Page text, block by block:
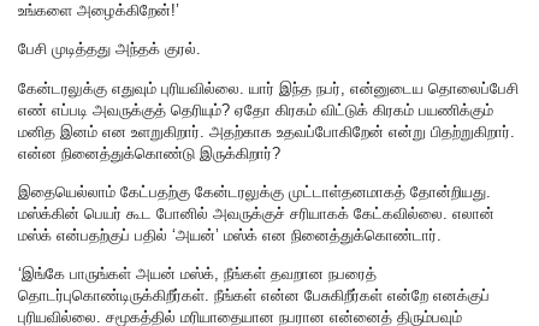
உங்களை அழைக்கிறேன்!’
பேசி முடித்தது அந்தக் குரல்.
கேன்டரலுக்கு எதுவும் புரியவில்லை. யார் இந்த நபர், என்னுடைய தொலைப்பேசி
எண் எப்படி அவருக்குத் தெரியும்? ஏதோ கிரகம் விட்டுக் கிரகம் பயணிக்கும்
மனித இனம் என உளறுகிறார். அதற்காக உதவப்போகிறேன் என்று பிதற்றுகிறார்.
என்ன நினைத்துக்கொண்டு இருக்கிறார்?
இதையெல்லாம் கேட்பதற்கு கேன்டரலுக்கு முட்டாள்தனமாகத் தோன்றியது.
மஸ்க்கின் பெயர் கூட போனில் அவருக்குச் சரியாகக் கேட்கவில்லை. எலான்
மஸ்க் என்பதற்குப் பதில் ‘அயன்’ மஸ்க் என நினைத்துக்கொண்டார்.
‘இங்கே பாருங்கள் அயன் மஸ்க், நீங்கள் தவறான நபரைத்
தொடர்புகொண்டிருக்கிறீர்கள். நீங்கள் என்ன பேசுகிறீர்கள் என்றே எனக்குப்
புரியவில்லை. சமூகத்தில் மரியாதையான நபரான என்னைத் திரும்பவும்